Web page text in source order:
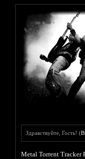
Здравствуйте, Гость! (
Metal Torrent Tracker